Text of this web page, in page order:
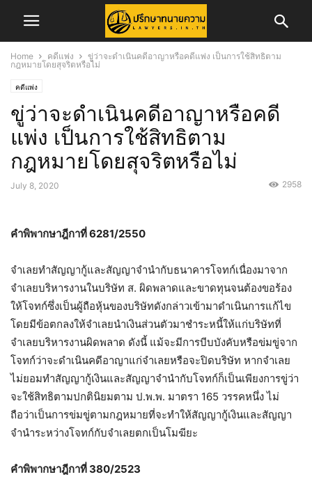
Home คดีแพ่ง
ขู่ว่าจะดำเนินคดีอาญาหรือคดีแพ่ง เป็นการใช้สิทธิตาม
กฎหมายโดยสุจริตหรือไม่
คดีแพ่ง
ขู่ว่าจะดำเนินคดีอาญาหรือคดี
แพ่ง เป็นการใช้สิทธิตาม
กฎหมายโดยสุจริตหรือไม่
July 8, 2020 2958
คำพิพากษาฎีกาที่ 6281/2550
จำเลยทำสัญญากู้และสัญญาจำนำกับธนาคารโจทก์เนื่องมาจาก
จำเลยบริหารงานในบริษัท ส. ผิดพลาดและขาดทุนจนต้องขอร้อง
ให้โจทก์ซึ่งเป็นผู้ถือหุ้นของบริษัทดังกล่าวเข้ามาดำเนินการแก้ไข
โดยมีข้อตกลงให้จำเลยนำเงินส่วนตัวมาชำระหนี้ให้แก่บริษัทที่
จำเลยบริหารงานผิดพลาด ดังนี้ แม้จะมีการบีบบังคับหรือข่มขู่จาก
โจทก์ว่าจะดำเนินคดีอาญาแก่จำเลยหรือจะปิดบริษัท หากจำเลย
ไม่ยอมทำสัญญากู้เงินและสัญญาจำนำกับโจทก์ก็เป็นเพียงการขู่ว่า
จะใช้สิทธิตามปกตินิยมตาม ป.พ.พ. มาตรา 165 วรรคหนึ่ง ไม่
ถือว่าเป็นการข่มขู่ตามกฎหมายที่จะทำให้สัญญากู้เงินและสัญญา
จำนำระหว่างโจทก์กับจำเลยตกเป็นโมฆียะ
คำพิพากษาฎีกาที่ 380/2523